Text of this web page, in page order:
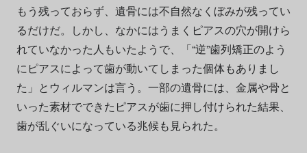
もう残っておらず、遺骨には不自然なくぼみが残ってい
るだけだ。しかし、なかにはうまくピアスの穴が開けら
れていなかった人もいたようで、「“逆”歯列矯正のよう
にピアスによって歯が動いてしまった個体もありまし
た」とウィルマンは言う。一部の遺骨には、金属や骨と
いった素材でできたピアスが歯に押し付けられた結果、
歯が乱ぐいになっている兆候も見られた。